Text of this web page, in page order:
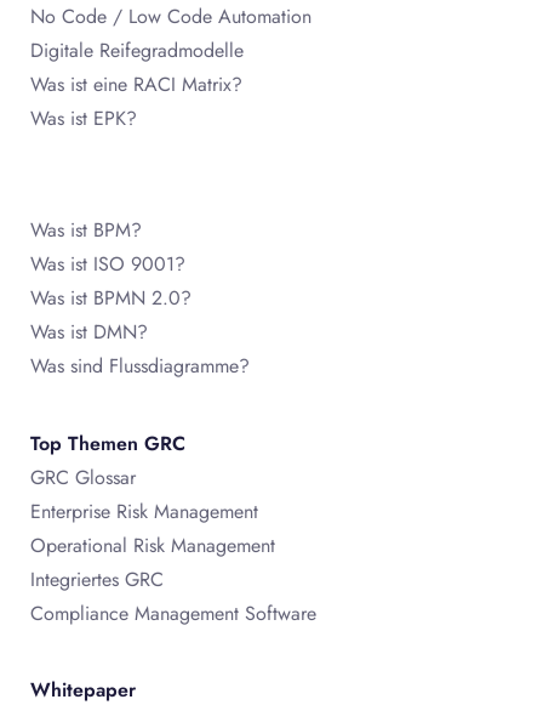
No Code / Low Code Automation
Digitale Reifegradmodelle
Was ist eine RACI Matrix?
Was ist EPK?
Was ist BPM?
Was ist ISO 9001?
Was ist BPMN 2.0?
Was ist DMN?
Was sind Flussdiagramme?
Top Themen GRC
GRC Glossar
Enterprise Risk Management
Operational Risk Management
Integriertes GRC
Compliance Management Software
Whitepaper